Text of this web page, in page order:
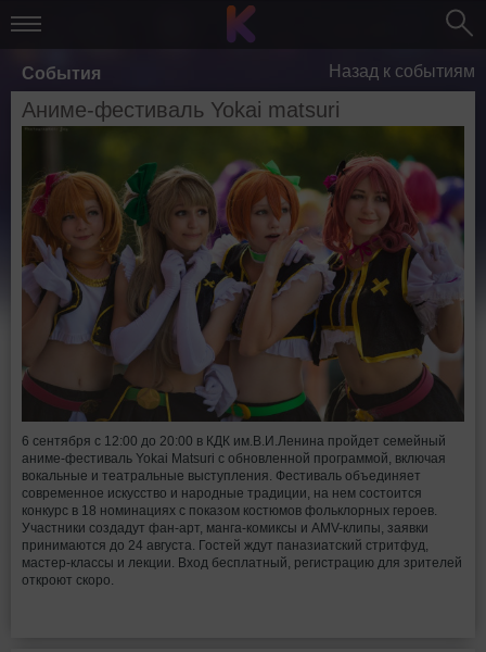
События Назад к событиям
Аниме-фестиваль Yokai matsuri
6 сентября с 12:00 до 20:00 в КДК им.В.И.Ленина пройдет семейный
аниме-фестиваль Yokai Matsuri с обновленной программой, включая
вокальные и театральные выступления. Фестиваль объединяет
современное искусство и народные традиции, на нем состоится
конкурс в 18 номинациях с показом костюмов фольклорных героев.
Участники создадут фан-арт, манга-комиксы и AMV-клипы, заявки
принимаются до 24 августа. Гостей ждут паназиатский стритфуд,
мастер-классы и лекции. Вход бесплатный, регистрацию для зрителей
откроют скоро.